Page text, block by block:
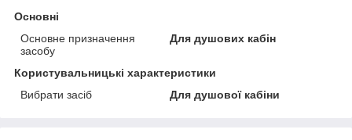
Основні
Основне призначення
засобу
Для душових кабін
Користувальницькі характеристики
Вибрати засіб
Для душової кабіни